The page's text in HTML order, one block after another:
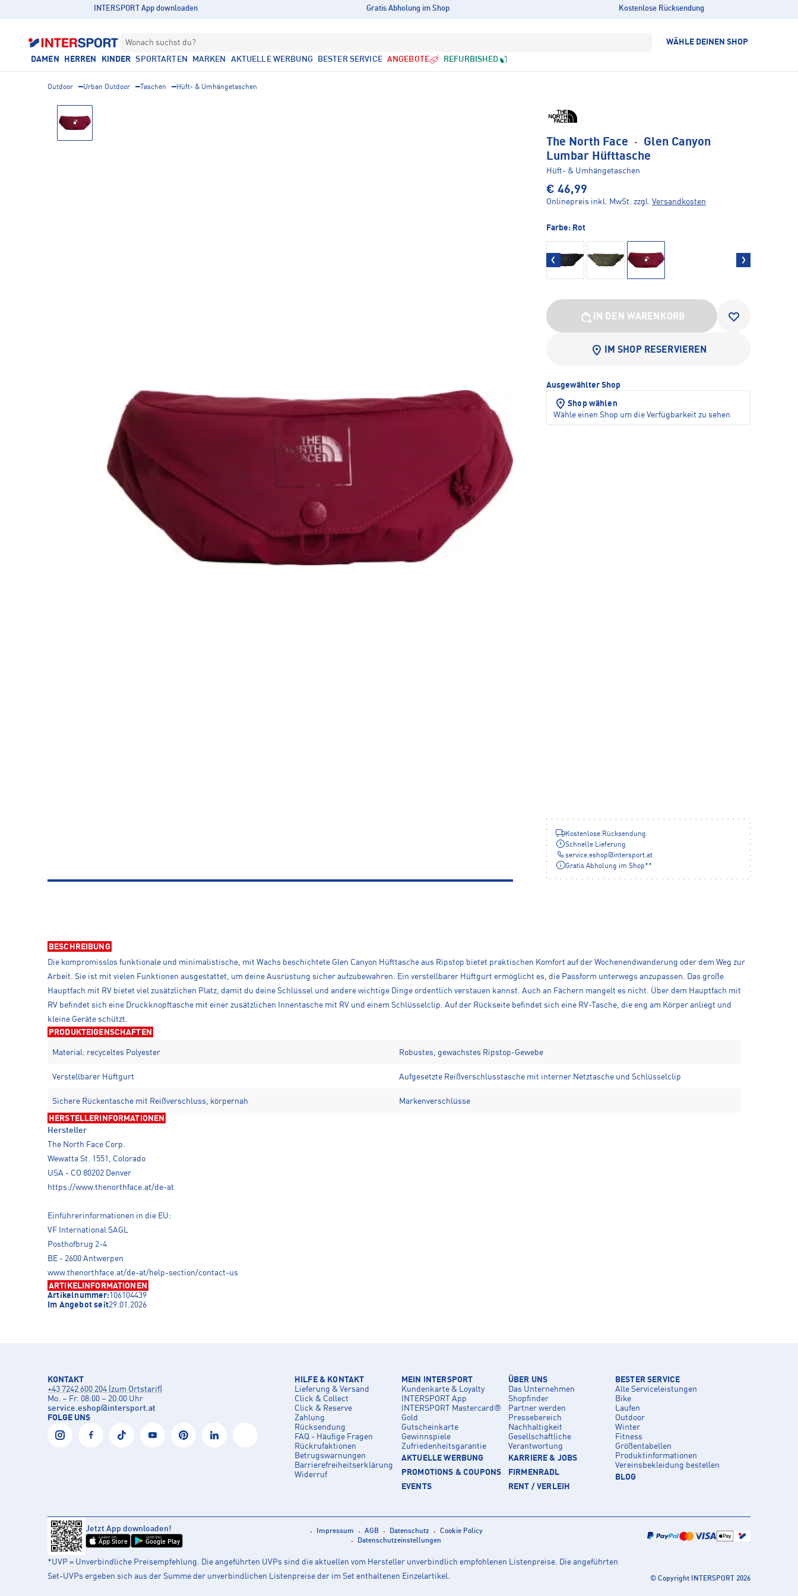
INTERSPORT App downloaden Gratis Abholung im Shop Kostenlose Rücksendung
Wonach suchst du? WÄHLE DEINEN SHOP
DAMEN HERREN KINDER SPORTARTEN MARKEN AKTUELLE WERBUNG BESTER SERVICE ANGEBOTE REFURBISHED
Outdoor Urban Outdoor Taschen Hüft- & Umhängetaschen
The North Face · Glen Canyon
Lumbar Hüfttasche
Hüft- & Umhängetaschen
€ 46,99
Onlinepreis inkl. MwSt. zzgl. Versandkosten
Farbe: Rot
IN DEN WARENKORB
IM SHOP RESERVIEREN
Ausgewählter Shop
Shop wählen
Wähle einen Shop um die Verfügbarkeit zu sehen
Kostenlose Rücksendung
Schnelle Lieferung
service.eshop@intersport.at
Gratis Abholung im Shop**
BESCHREIBUNG
Die kompromisslos funktionale und minimalistische, mit Wachs beschichtete Glen Canyon Hüfttasche aus Ripstop bietet praktischen Komfort auf der Wochenendwanderung oder dem Weg zur
Arbeit. Sie ist mit vielen Funktionen ausgestattet, um deine Ausrüstung sicher aufzubewahren. Ein verstellbarer Hüftgurt ermöglicht es, die Passform unterwegs anzupassen. Das große
Hauptfach mit RV bietet viel zusätzlichen Platz, damit du deine Schlüssel und andere wichtige Dinge ordentlich verstauen kannst. Auch an Fächern mangelt es nicht. Über dem Hauptfach mit
RV befindet sich eine Druckknopftasche mit einer zusätzlichen Innentasche mit RV und einem Schlüsselclip. Auf der Rückseite befindet sich eine RV-Tasche, die eng am Körper anliegt und
kleine Geräte schützt.
PRODUKTEIGENSCHAFTEN
Material: recyceltes Polyester Robustes, gewachstes Ripstop-Gewebe
Verstellbarer Hüftgurt Aufgesetzte Reißverschlusstasche mit interner Netztasche und Schlüsselclip
Sichere Rückentasche mit Reißverschluss, körpernah Markenverschlüsse
HERSTELLERINFORMATIONEN
Hersteller
The North Face Corp.
Wewatta St. 1551, Colorado
USA - CO 80202 Denver
https://www.thenorthface.at/de-at
Einführerinformationen in die EU:
VF International SAGL
Posthofbrug 2-4
BE - 2600 Antwerpen
www.thenorthface.at/de-at/help-section/contact-us
ARTIKELINFORMATIONEN
Artikelnummer:106104439
Im Angebot seit29.01.2026
KONTAKT
+43 7242 600 204 (zum Ortstarif)
Mo. – Fr. 08:00 – 20:00 Uhr
service.eshop@intersport.at
FOLGE UNS
HILFE & KONTAKT
Lieferung & Versand
Click & Collect
Click & Reserve
Zahlung
Rücksendung
FAQ - Häufige Fragen
Rückrufaktionen
Betrugswarnungen
Barrierefreiheitserklärung
Widerruf
MEIN INTERSPORT
Kundenkarte & Loyalty
INTERSPORT App
INTERSPORT Mastercard®
Gold
Gutscheinkarte
Gewinnspiele
Zufriedenheitsgarantie
AKTUELLE WERBUNG
PROMOTIONS & COUPONS
EVENTS
ÜBER UNS
Das Unternehmen
Shopfinder
Partner werden
Pressebereich
Nachhaltigkeit
Gesellschaftliche
Verantwortung
KARRIERE & JOBS
FIRMENRADL
RENT / VERLEIH
BESTER SERVICE
Alle Serviceleistungen
Bike
Laufen
Outdoor
Winter
Fitness
Größentabellen
Produktinformationen
Vereinsbekleidung bestellen
BLOG
Jetzt App downloaden!
Laden im
App Store
Jetzt bei
Google Play
Impressum AGB Datenschutz
Cookie Policy
Datenschutzeinstellungen
*UVP = Unverbindliche Preisempfehlung. Die angeführten UVPs sind die aktuellen vom Hersteller unverbindlich empfohlenen Listenpreise. Die angeführten
Set-UVPs ergeben sich aus der Summe der unverbindlichen Listenpreise der im Set enthaltenen Einzelartikel.
© Copyright INTERSPORT 2026